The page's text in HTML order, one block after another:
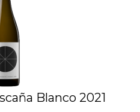
Blanco 2021